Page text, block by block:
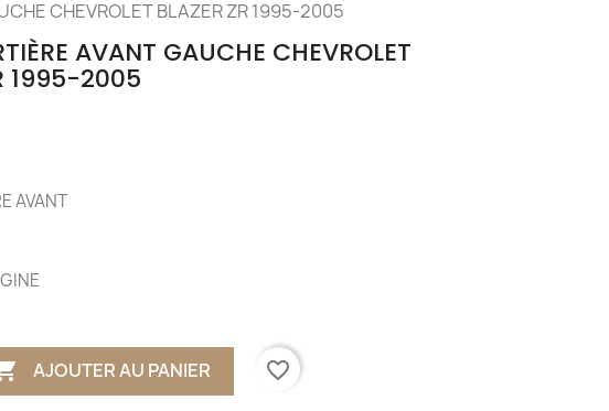
CHEVROLET BLAZER ZR 1995-2005
AVANT GAUCHE CHEVROLET
1995-2005
AVANT
AJOUTER AU PANIER favorite_border